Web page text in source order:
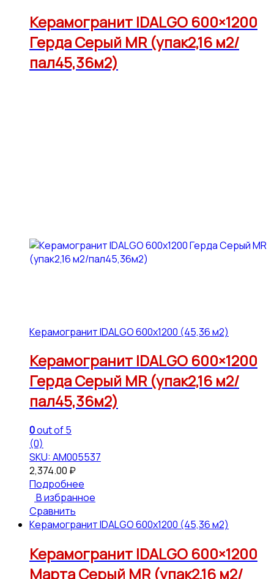
Керамогранит IDALGO 600×1200
Герда Серый МR (упак2,16 м2/
пал45,36м2)
Керамогранит IDALGO 600x1200 (45,36 м2)
Керамогранит IDALGO 600×1200
Герда Серый МR (упак2,16 м2/
пал45,36м2)
0out of 5
(0)
SKU: АМ005537
2,374.00 ₽
Подробнее
В избранное
Сравнить
Керамогранит IDALGO 600x1200 (45,36 м2)
Керамогранит IDALGO 600×1200
Марта Серый МR (упак2,16 м2/